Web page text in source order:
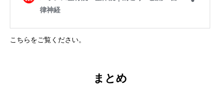
こちらをご覧ください。
まとめ